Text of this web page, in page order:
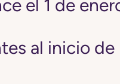
el 1 de
al inicio